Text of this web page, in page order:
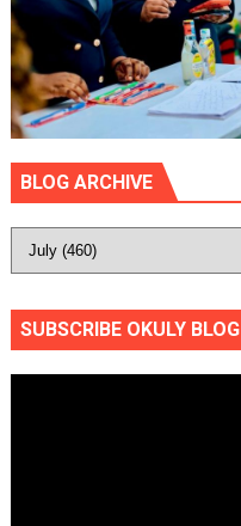
BLOG ARCHIVE
SUBSCRIBE OKULY BLOG